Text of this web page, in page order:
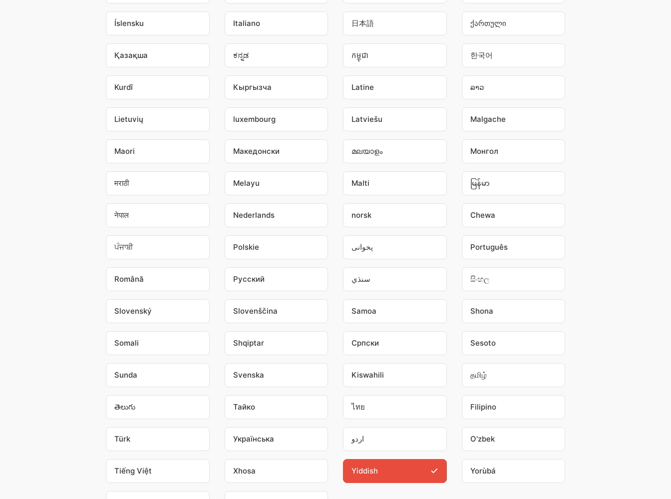
Íslensku Italiano 日本語 ქართული
Қазақша ಕನ್ನಡ កម្ពុជា 한국어
Kurdî Кыргызча Latine ລາວ
Lietuvių luxembourg Latviešu Malgache
Maori Македонски മലയാളം Монгол
मराठी Melayu Malti မြန်မာ
नेपाल Nederlands norsk Chewa
ਪੰਜਾਬੀ Polskie پخوانی Português
Română Pусский سنڌي සිංහල
Slovenský Slovenščina Samoa Shona
Somali Shqiptar Српски Sesoto
Sunda Svenska Kiswahili தமிழ்
తెలుగు Тайко ไทย Filipino
Türk Українська اردو O'zbek
Tiếng Việt Xhosa Yiddish Yorùbá